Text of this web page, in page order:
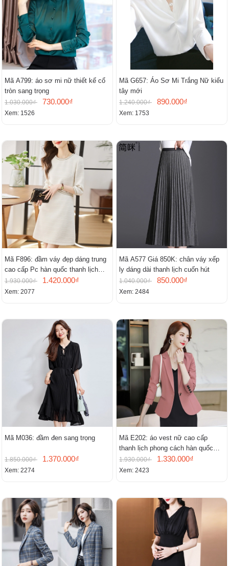
Mã A799: áo sơ mi nữ thiết kế cổ
tròn sang trọng
1.030.000₫ 730.000₫
Xem: 1526
Mã G657: Áo Sơ Mi Trắng Nữ kiểu
tây mới
1.240.000₫ 890.000₫
Xem: 1753
Mã F896: đầm váy đẹp dáng trung
cao cấp Pc hàn quốc thanh lịch
mới
1.930.000₫ 1.420.000₫
Xem: 2077
Mã A577 Giá 850K: chân váy xếp
ly dáng dài thanh lịch cuốn hút
1.040.000₫ 850.000₫
Xem: 2484
Mã M036: đầm đen sang trọng
1.850.000₫ 1.370.000₫
Xem: 2274
Mã E202: áo vest nữ cao cấp
thanh lịch phong cách hàn quốc
mới
1.930.000₫ 1.330.000₫
Xem: 2423